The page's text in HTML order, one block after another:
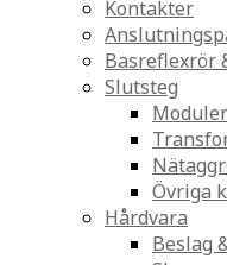
Kontakter
Basreflexrör
Slutsteg
Moduler
Övriga
Hårdvara
Beslag